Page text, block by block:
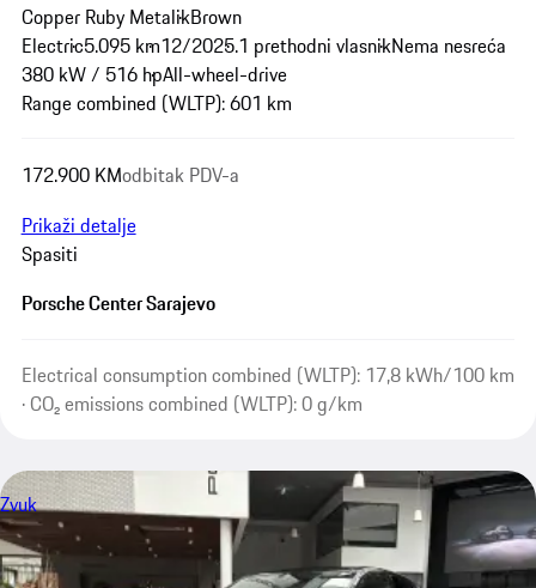
Copper Ruby MetalikBrown
Electric5.095 km12/2025.1 prethodni vlasnikNema nesreća
380 kW / 516 hpAll-wheel-drive
Range combined (WLTP): 601 km
172.900 KModbitak PDV-a
Prikaži detalje
Spasiti
Porsche Center Sarajevo
Electrical consumption combined (WLTP): 17,8 kWh/100 km
· CO₂ emissions combined (WLTP): 0 g/km
Zvuk